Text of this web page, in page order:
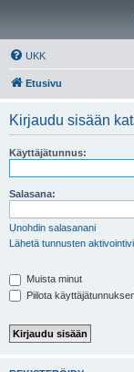
UKK
Etusivu
Kirjaudu sisään
Käyttäjätunnus:
Salasana:
Unohdin salasanani
Lähetä tunnusten
Muista minut
Piilota